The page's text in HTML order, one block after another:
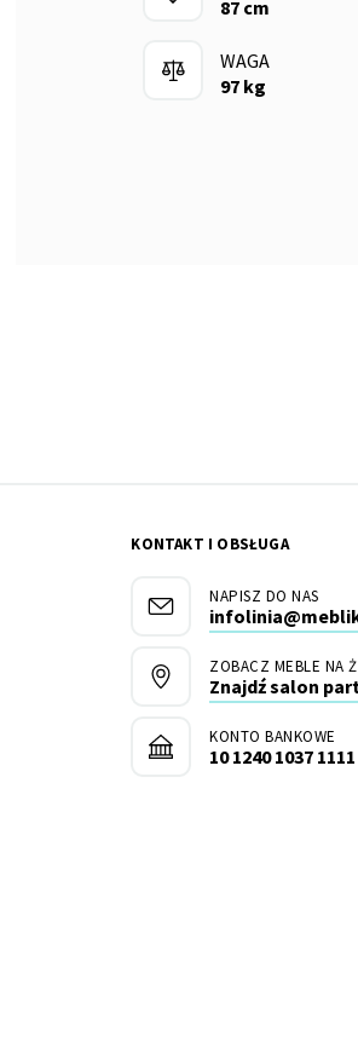
87 cm
WAGA
97 kg
KONTAKT I OBSŁUGA
NAPISZ DO NAS
ZOBACZ MEBLE NA
Znajdź salon
KONTO BANKOWE
10 1240 1037